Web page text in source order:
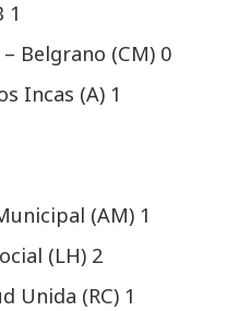
1
Belgrano (CM) 0
Incas (A) 1
(AM) 1
(LH) 2
Unida (RC) 1